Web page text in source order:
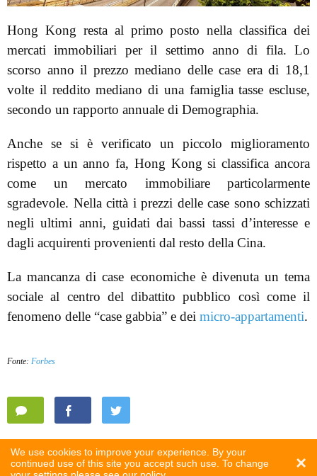
We use cookies to improve your experience. By your
continued use of this site you accept such use. To change
×
Hong Kong resta al primo posto nella classifica dei
mercati immobiliari per il settimo anno di fila. Lo
scorso anno il prezzo mediano delle case era di 18,1
volte il reddito mediano di una famiglia tasse escluse,
secondo un rapporto annuale di Demographia.
Anche se si è verificato un piccolo miglioramento
rispetto a un anno fa, Hong Kong si classifica ancora
come un mercato immobiliare particolarmente
sgradevole. Nella città i prezzi delle case sono schizzati
negli ultimi anni, guidati dai bassi tassi d’interesse e
dagli acquirenti provenienti dal resto della Cina.
La mancanza di case economiche è divenuta un tema
sociale al centro del dibattito pubblico così come il
fenomeno delle “case gabbia” e dei micro-appartamenti.
Fonte: Forbes